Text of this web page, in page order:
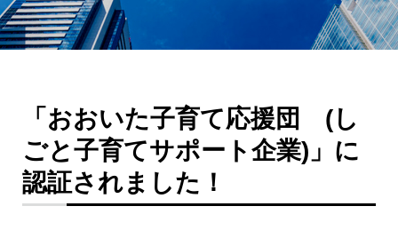
「おおいた子育て応援団 (し
ごと子育てサポート企業)」に
認証されました！